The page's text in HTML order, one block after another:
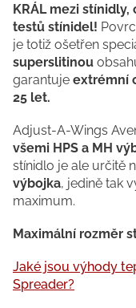
KRÁL mezi
testů stínidel!
je totiž ošetřen
superslitinou
garantuje extrémní
25 let.
Adjust-A-Wings
všemi HPS a MH
stínidlo je ale určitě
výbojka, jedině tak
maximum.
Maximální rozměr
Jaké jsou výhody
Spreader?